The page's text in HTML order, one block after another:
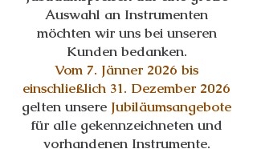
Auswahl an Instrumenten
möchten wir uns bei unseren
Kunden bedanken.
Vom 7. Jänner 2026 bis
einschließlich 31. Dezember 2026
gelten unsere Jubiläumsangebote
für alle gekennzeichneten und
vorhandenen Instrumente.